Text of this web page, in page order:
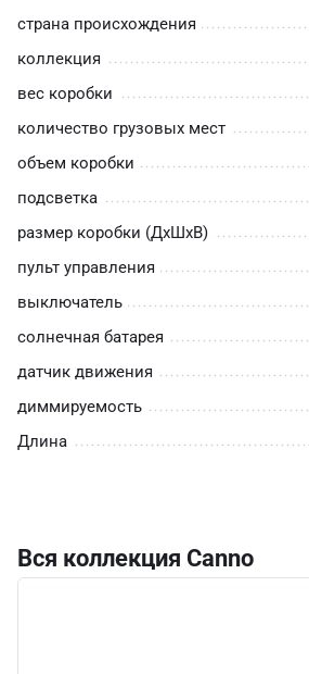
страна происхождения
коллекция
вес коробки
количество грузовых мест
объем коробки
подсветка
размер коробки (ДхШхВ)
пульт управления
выключатель
солнечная батарея
датчик движения
диммируемость
Длина
Вся коллекция Canno